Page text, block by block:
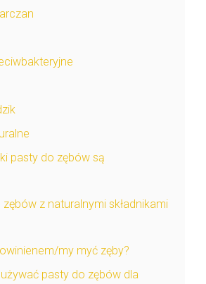
pasty do zębów są
z naturalnymi składnikami
my myć zęby?
pasty do zębów dla